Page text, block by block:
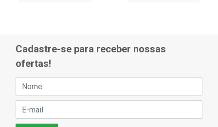
Cadastre-se para receber nossas
ofertas!